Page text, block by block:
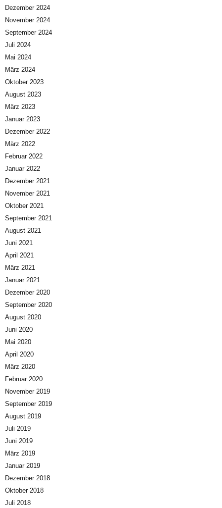
Dezember 2024
November 2024
September 2024
Juli 2024
Mai 2024
März 2024
Oktober 2023
August 2023
März 2023
Januar 2023
Dezember 2022
März 2022
Februar 2022
Januar 2022
Dezember 2021
November 2021
Oktober 2021
September 2021
August 2021
Juni 2021
April 2021
März 2021
Januar 2021
Dezember 2020
September 2020
August 2020
Juni 2020
Mai 2020
April 2020
März 2020
Februar 2020
November 2019
September 2019
August 2019
Juli 2019
Juni 2019
März 2019
Januar 2019
Dezember 2018
Oktober 2018
Juli 2018